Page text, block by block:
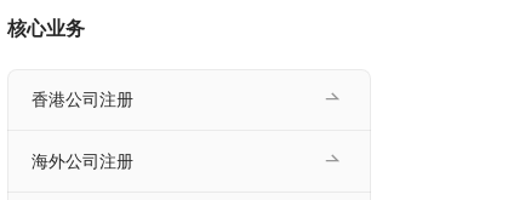
核心业务
香港公司注册
海外公司注册